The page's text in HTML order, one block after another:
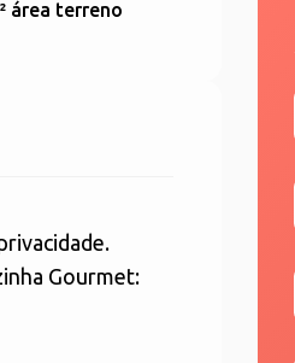
área terreno
Gourmet: